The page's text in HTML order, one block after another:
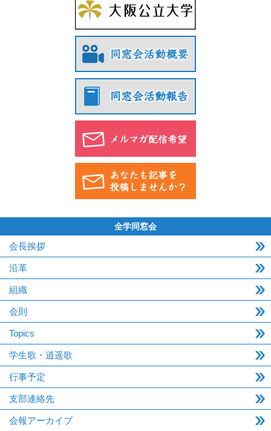
全学同窓会
会長挨拶
沿革
組織
会則
Topics
学生歌・逍遥歌
行事予定
支部連絡先
会報アーカイブ